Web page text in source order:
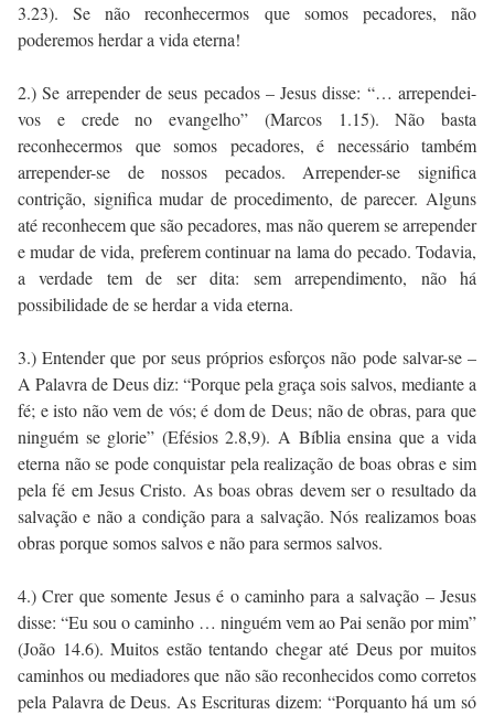
3.23). Se não reconhecermos que somos pecadores, não
poderemos herdar a vida eterna!
2.) Se arrepender de seus pecados – Jesus disse: “… arrependei-
vos e crede no evangelho” (Marcos 1.15). Não basta
reconhecermos que somos pecadores, é necessário também
arrepender-se de nossos pecados. Arrepender-se significa
contrição, significa mudar de procedimento, de parecer. Alguns
até reconhecem que são pecadores, mas não querem se arrepender
e mudar de vida, preferem continuar na lama do pecado. Todavia,
a verdade tem de ser dita: sem arrependimento, não há
possibilidade de se herdar a vida eterna.
3.) Entender que por seus próprios esforços não pode salvar-se –
A Palavra de Deus diz: “Porque pela graça sois salvos, mediante a
fé; e isto não vem de vós; é dom de Deus; não de obras, para que
ninguém se glorie” (Efésios 2.8,9). A Bíblia ensina que a vida
eterna não se pode conquistar pela realização de boas obras e sim
pela fé em Jesus Cristo. As boas obras devem ser o resultado da
salvação e não a condição para a salvação. Nós realizamos boas
obras porque somos salvos e não para sermos salvos.
4.) Crer que somente Jesus é o caminho para a salvação – Jesus
disse: “Eu sou o caminho … ninguém vem ao Pai senão por mim”
(João 14.6). Muitos estão tentando chegar até Deus por muitos
caminhos ou mediadores que não são reconhecidos como corretos
pela Palavra de Deus. As Escrituras dizem: “Porquanto há um só